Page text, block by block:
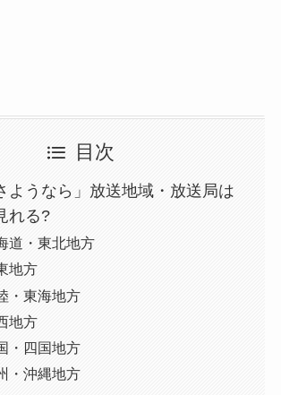
目次
ようなら」放送地域・放送局は
れる?
道・東北地方
地方
・東海地方
地方
・四国地方
・沖縄地方